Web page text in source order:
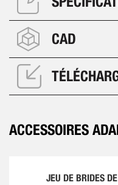
CAD
ACCESSOIRES
JEU DE BRIDES DE